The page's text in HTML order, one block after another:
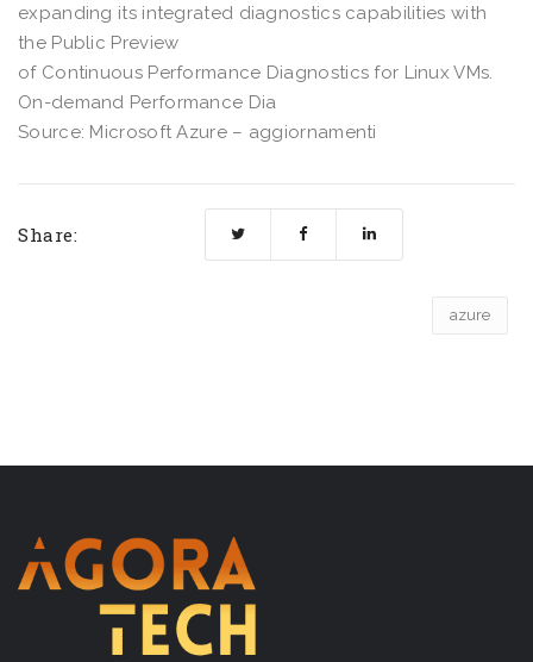
expanding its integrated diagnostics capabilities with
the Public Preview
of Continuous Performance Diagnostics for Linux VMs.
On-demand Performance Dia
Source: Microsoft Azure – aggiornamenti
Share:
azure